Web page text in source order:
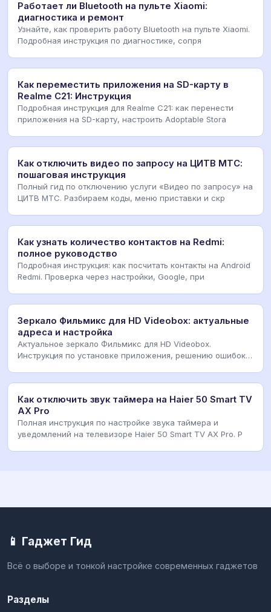
Работает ли Bluetooth на пульте Xiaomi:
диагностика и ремонт
Узнайте, как проверить работу Bluetooth на пульте Xiaomi.
Подробная инструкция по диагностике, сопря
Как переместить приложения на SD-карту в
Realme C21: Инструкция
Подробная инструкция для Realme C21: как перенести
приложения на SD-карту, настроить Adoptable Stora
Как отключить видео по запросу на ЦИТВ МТС:
пошаговая инструкция
Полный гид по отключению услуги «Видео по запросу» на
ЦИТВ МТС. Разбираем коды, меню приставки и скр
Как узнать количество контактов на Redmi:
полное руководство
Подробная инструкция: как посчитать контакты на Android
Redmi. Проверка через настройки, Google, при
Зеркало Фильмикс для HD Videobox: актуальные
адреса и настройка
Актуальное зеркало Фильмикс для HD Videobox.
Инструкция по установке приложения, решению ошибок
Как отключить звук таймера на Haier 50 Smart TV
AX Pro
Полная инструкция по настройке звука таймера и
уведомлений на телевизоре Haier 50 Smart TV AX Pro. Р
📱 Гаджет Гид
Всё о выборе и тонкой настройке современных гаджетов
Разделы